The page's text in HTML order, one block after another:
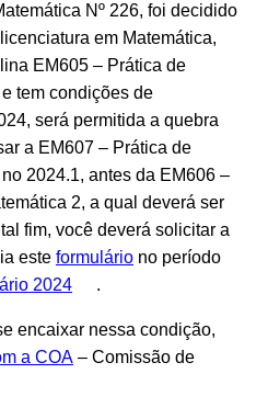
Nº 226, foi decidido
em Matemática,
EM605 – Prática de
tem condições de
será permitida a quebra
a EM607 – Prática de
2024.1, antes da EM606 –
2, a qual deverá ser
fim, você deverá solicitar a
este formulário no período
2024 .
encaixar nessa condição,
a COA – Comissão de